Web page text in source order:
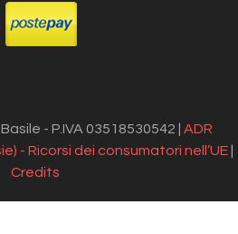
- P.IVA 03518530542 | ADR
- Ricorsi dei consumatori nell’UE
Credits